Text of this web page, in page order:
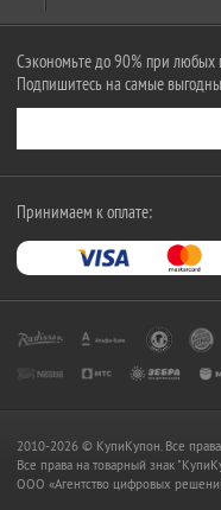
Сэкономьте до 90% при любых
Подпишитесь на самые
Принимаем к оплате:
2010-2026 © КупиКупон. Все
Все права на товарный знак
OOO «Агентство цифровых